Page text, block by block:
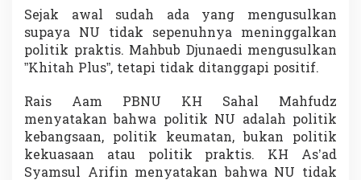
Sejak awal sudah ada yang mengusulkan
supaya NU tidak sepenuhnya meninggalkan
politik praktis. Mahbub Djunaedi mengusulkan
”Khitah Plus”, tetapi tidak ditanggapi positif.
Rais Aam PBNU KH Sahal Mahfudz
menyatakan bahwa politik NU adalah politik
kebangsaan, politik keumatan, bukan politik
kekuasaan atau politik praktis. KH As’ad
Syamsul Arifin menyatakan bahwa NU tidak